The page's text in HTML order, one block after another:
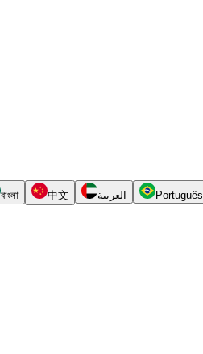
বাংলা 中文 العربية Português